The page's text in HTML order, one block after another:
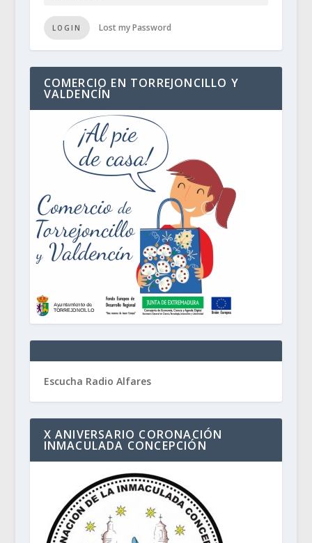
LOGIN Lost my Password
COMERCIO EN TORREJONCILLO Y
VALDENCÍN
Escucha Radio Alfares
X ANIVERSARIO CORONACIÓN
INMACULADA CONCEPCIÓN